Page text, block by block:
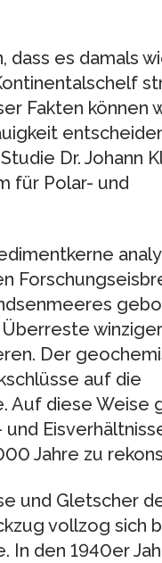
es damals
Fakten können
Dr. Johann
für Polar- und
winziger
Der
auf die
Auf diese Weise
Jahre zu
und Gletscher
vollzog sich
In den 1940er